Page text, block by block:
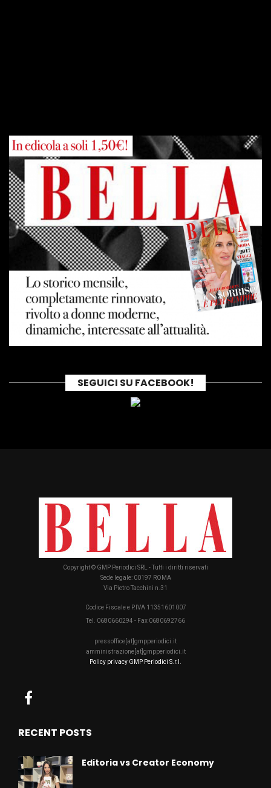
SEGUICI SU FACEBOOK!
Copyright © GMP Periodici SRL - Tutti i diritti riservati
Sede legale: 00197 ROMA
Via Pietro Tacchini n.31
Codice Fiscale e P.IVA 11351601007
Tel. 0680660294 - Fax 0680692766
pressoffice[at]gmpperiodici.it
amministrazione[at]gmpperiodici.it
Policy privacy GMP Periodici S.r.l.
RECENT POSTS
Editoria vs Creator Economy